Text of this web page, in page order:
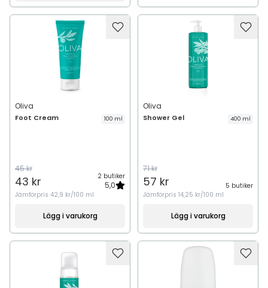
Oliva
Foot Cream 100 ml
45 kr
43 kr 2 butiker
5,0
Jämförpris 42,9 kr/100 ml
Lägg i varukorg
Oliva
Shower Gel 400 ml
71 kr
57 kr
5 butiker
Jämförpris 14,25 kr/100 ml
Lägg i varukorg